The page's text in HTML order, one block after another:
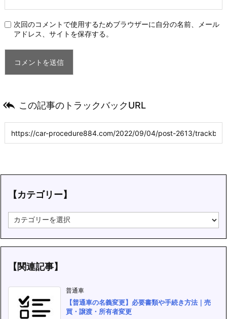
次回のコメントで使用するためブラウザーに自分の名前、メール
アドレス、サイトを保存する。
 この記事のトラックバックURL
【カテゴリー】
カ
ゴ
ー【関連記事】
普通車
【普通車の名義変更】必要書類や手続き方法｜売
買・譲渡・所有者変更